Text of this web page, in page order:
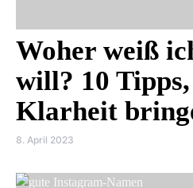
Woher weiß
will? 10
Klarheit
8. April 2023